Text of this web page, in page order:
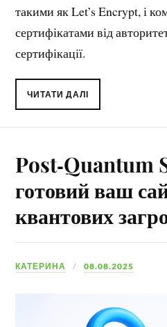
такими як Let’s Encrypt, і
сертифікатами від
сертифікації.
ЧИТАТИ ДАЛІ
Post‑Quantum
готовий ваш
квантових
КАТЕРИНА 08.08.2025